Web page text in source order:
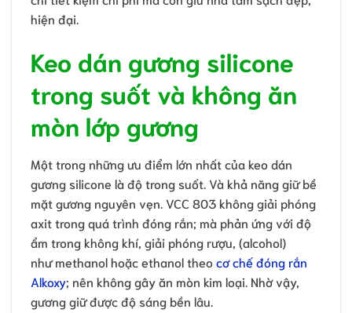
hiện đại.
Keo dán gương silicone
trong suốt và không ăn
mòn lớp gương
Một trong những ưu điểm lớn nhất của keo dán
gương silicone là độ trong suốt. Và khả năng giữ bề
mặt gương nguyên vẹn. VCC 803 không giải phóng
axit trong quá trình đóng rắn; mà phản ứng với độ
ẩm trong không khí, giải phóng rượu, (alcohol)
như methanol hoặc ethanol theocơ chế đóng rắn
Alkoxy; nên không gây ăn mòn kim loại. Nhờ vậy,
gương giữ được độ sáng bền lâu.